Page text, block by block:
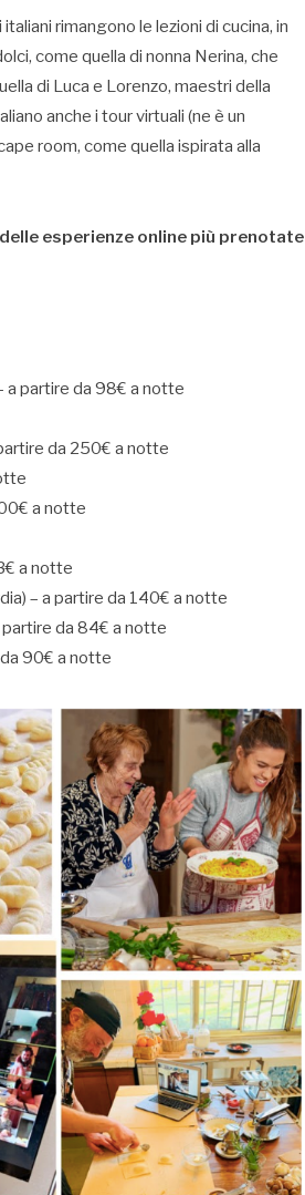
rimangono le lezioni di cucina, in
come quella di nonna Nerina, che
di Luca e Lorenzo, maestri della
anche i tour virtuali (ne è un
room, come quella ispirata alla
esperienze online più prenotate
a partire da 98€ a notte
da 250€ a notte
a notte
a notte
– a partire da 140€ a notte
partire da 84€ a notte
90€ a notte